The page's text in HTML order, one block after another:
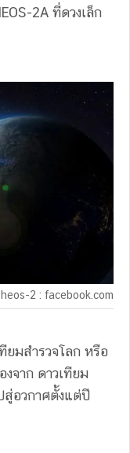
2A ที่ดวงเล็ก
2 : facebook.com
ยมสำรวจโลก หรือ
จาก ดาวเทียม
สู่อวกาศตั้งแต่ปี